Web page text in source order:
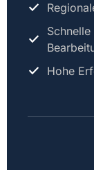
Schnelle
Hohe